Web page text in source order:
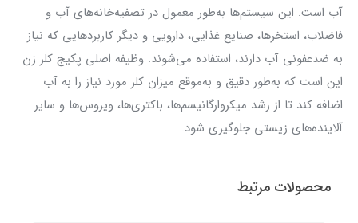
آب است. این سیستم‌ها به‌طور معمول در تصفیه‌خانه‌های آب و
فاضلاب، استخرها، صنایع غذایی، دارویی و دیگر کاربردهایی که نیاز
به ضدعفونی آب دارند، استفاده می‌شوند. وظیفه اصلی پکیج کلر زن
این است که به‌طور دقیق و به‌موقع میزان کلر مورد نیاز را به آب
اضافه کند تا از رشد میکروارگانیسم‌ها، باکتری‌ها، ویروس‌ها و سایر
آلاینده‌های زیستی جلوگیری شود.
محصولات مرتبط